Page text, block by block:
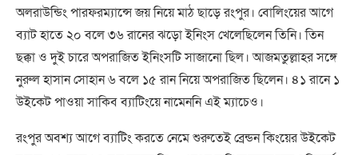
অলরাউন্ডিং পারফরম্যান্সে জয় নিয়ে মাঠ ছাড়ে রংপুর। বোলিংয়ের আগে
ব্যাট হাতে ২০ বলে ৩৬ রানের ঝড়ো ইনিংস খেলেছিলেন তিনি। তিন
ছক্কা ও দুই চারে অপরাজিত ইনিংসটি সাজানো ছিল। আজমতুল্লাহর সঙ্গে
নুরুল হাসান সোহান ৬ বলে ১৫ রান নিয়ে অপরাজিত ছিলেন। ৪১ রানে ১
উইকেট পাওয়া সাকিব ব্যাটিংয়ে নামেননি এই ম্যাচেও।
রংপুর অবশ্য আগে ব্যাটিং করতে নেমে শুরুতেই ব্রেন্ডন কিংয়ের উইকেট